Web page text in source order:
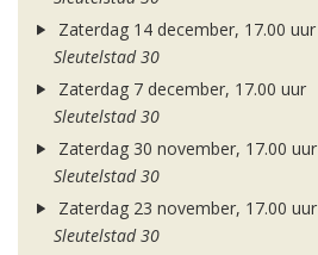
Zaterdag 14 december, 17.00 uur
Sleutelstad 30
Zaterdag 7 december, 17.00 uur
Sleutelstad 30
Zaterdag 30 november, 17.00 uur
Sleutelstad 30
Zaterdag 23 november, 17.00 uur
Sleutelstad 30